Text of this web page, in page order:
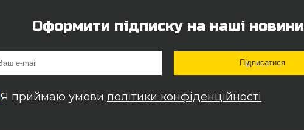
Оформити підписку на наші новини
Я приймаю умови політики конфіденційності